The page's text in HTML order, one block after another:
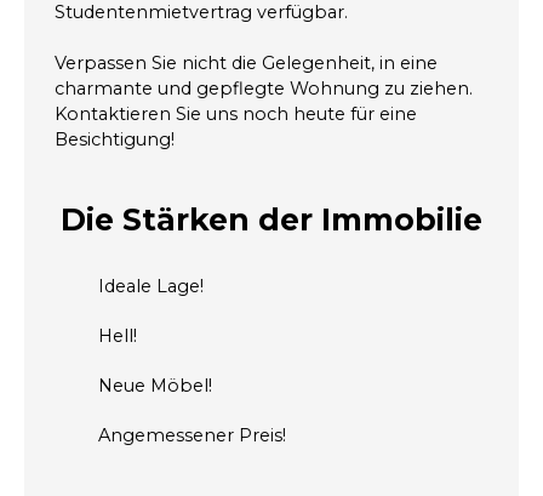
Studentenmietvertrag verfügbar.
Verpassen Sie nicht die Gelegenheit, in eine
charmante und gepflegte Wohnung zu ziehen.
Kontaktieren Sie uns noch heute für eine
Besichtigung!
Die Stärken der Immobilie
Ideale Lage!
Hell!
Neue Möbel!
Angemessener Preis!